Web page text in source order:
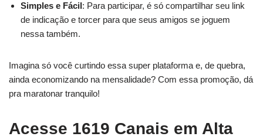
Simples e Fácil: Para participar, é só compartilhar seu link
de indicação e torcer para que seus amigos se joguem
nessa também.
Imagina só você curtindo essa super plataforma e, de quebra,
ainda economizando na mensalidade? Com essa promoção, dá
pra maratonar tranquilo!
Acesse 1619 Canais em Alta